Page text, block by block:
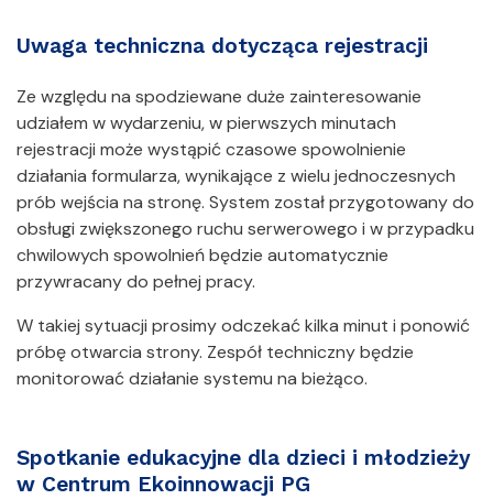
Uwaga techniczna dotycząca rejestracji
Ze względu na spodziewane duże zainteresowanie
udziałem w wydarzeniu, w pierwszych minutach
rejestracji może wystąpić czasowe spowolnienie
działania formularza, wynikające z wielu jednoczesnych
prób wejścia na stronę. System został przygotowany do
obsługi zwiększonego ruchu serwerowego i w przypadku
chwilowych spowolnień będzie automatycznie
przywracany do pełnej pracy.
W takiej sytuacji prosimy odczekać kilka minut i ponowić
próbę otwarcia strony. Zespół techniczny będzie
monitorować działanie systemu na bieżąco.
Spotkanie edukacyjne dla dzieci i młodzieży
w Centrum Ekoinnowacji PG